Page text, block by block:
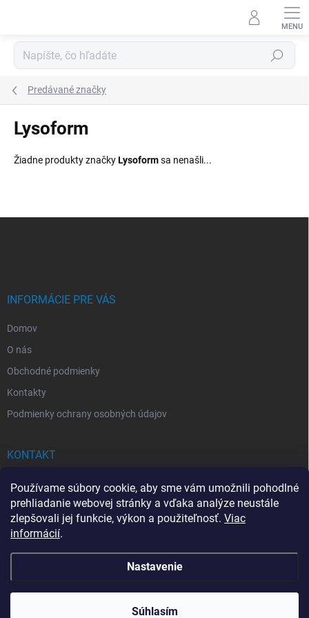
Používame súbory cookie, aby sme vám umožnili pohodlné
prehliadanie webovej stránky a vďaka analýze neustále
zlepšovali jej funkcie, výkon a použiteľnosť. Viac
informácií.
Nastavenie
Súhlasím
Hľadať
Predávané značky
Lysoform
Žiadne produkty značkyLysoformsa nenašli...
INFORMÁCIE PRE VÁS
Domov
O nás
Obchodné podmienky
Kontakty
Podmienky ochrany osobných údajov
KONTAKT
info@drogerkovo.sk
Copyright 2026Drogerkovo. Všetky práva vyhradené.Upraviť nastavenie
cookies